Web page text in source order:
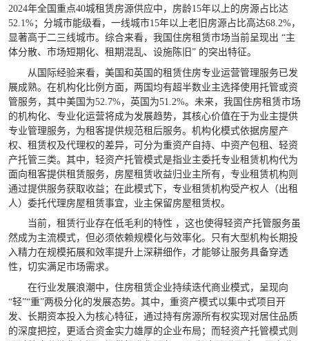
2024年全国重点40城租赁房源供应中，房龄15年以上的房源占比达
52.1%；分城市能级看，一线城市15年以上老旧房源占比高达68.2%，
显著高于二三线城市。综合来看，我国住房租赁市场当前呈现出 “主
体分散、市场短期化、租期混乱、设施陈旧” 的突出特征。
从国际经验来看，美国和英国的租赁住房专业运营管理服务已发
展成熟。在机构化比例方面，两国均有超半数业主选择使用托管或资
管服务，其中美国为52.7%，英国为51.2%。未来，我国住房租赁市场
的机构化、专业化运营将成为发展趋势，其核心价值在于为业主提供
专业管理服务，为租客提供规范租后服务。机构化模式依据房屋产
权、租赁权及代理权的差异，可分为重资产自持、中资产包租、轻资
产托管三类。其中，轻资产托管模式是指业主委托专业租赁机构代为
面向租客提供租赁服务，房屋租赁收益归业主所有，专业租赁机构则
通过提供服务获取收益；在此模式下，专业租赁机构受产权人（出租
人）委托代理房屋租赁事宜，业主保留房屋租赁权。
当前，租赁行业存在低毛利的特性 ，这也使得轻资产托管服务虽
然成为主流模式，但必须依赖规模化与效率化。只有大型机构长期投
入精力在规模拓展和效率提升上深耕细作，才能够让服务具备穿透
性，切实满足市场需求。
在行业发展浪潮中，住房租赁企业持续迭代商业模式，呈现向
“轻”“重”两极分化的发展态势。其中，重资产模式以集中式项目开
发、长期资本投入为核心特征，通过持有房源所有权实现对居住品质
的深度把控，更适合资金实力雄厚的企业布局；而轻资产托管模式则